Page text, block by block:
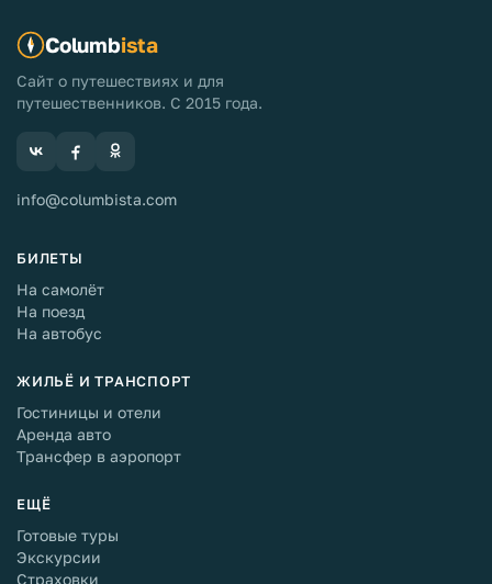
Columbista
Сайт о путешествиях и для
путешественников. С 2015 года.
info@columbista.com
БИЛЕТЫ
На самолёт
На поезд
На автобус
ЖИЛЬЁ И ТРАНСПОРТ
Гостиницы и отели
Аренда авто
Трансфер в аэропорт
ЕЩЁ
Готовые туры
Экскурсии
Страховки